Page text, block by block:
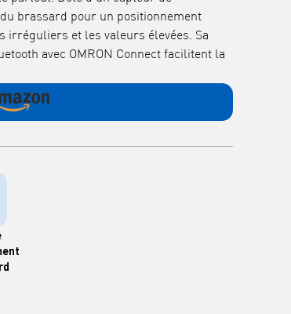
brassard pour un positionnement
irréguliers et les valeurs élevées. Sa
avec OMRON Connect facilitent la